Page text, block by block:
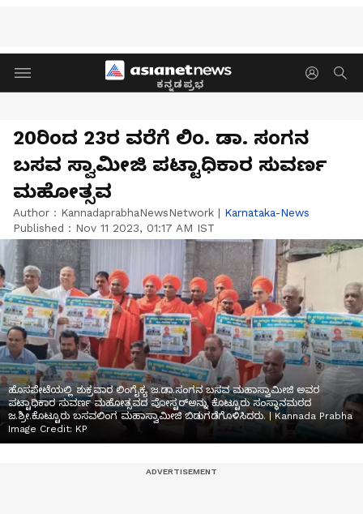
ಕನ್ನಡಪ್ರಭ
20ರಿಂದ 23ರ ವರೆಗೆ ಲಿಂ. ಡಾ. ಸಂಗನ
ಬಸವ ಸ್ವಾಮೀಜಿ ಪಟ್ಟಾಧಿಕಾರ ಸುವರ್ಣ
ಮಹೋತ್ಸವ
Author : KannadaprabhaNewsNetwork | Karnataka-News
Published : Nov 11 2023, 01:17 AM IST
ಹೊಸಪೇಟೆಯಲ್ಲಿ ಶುಕ್ರವಾರ ಲಿಂಗೈಕ್ಯ ಜ.ಡಾ.ಸಂಗನ ಬಸವ ಮಹಾಸ್ವಾಮೀಜಿ ಅವರ
ಪಟ್ಟಾಧಿಕಾರ ಸುವರ್ಣ ಮಹೋತ್ಸವದ ಪೋಸ್ಟರ್‌ಅನ್ನು ಕೊಟ್ಟೂರು ಸಂಸ್ಥಾನಮಠದ
ಜ.ಶ್ರೀ.ಕೊಟ್ಟೂರು ಬಸವಲಿಂಗ ಮಹಾಸ್ವಾಮೀಜಿ ಬಿಡುಗಡೆಗೊಳಿಸಿದರು. | Kannada Prabha
Image Credit: KP